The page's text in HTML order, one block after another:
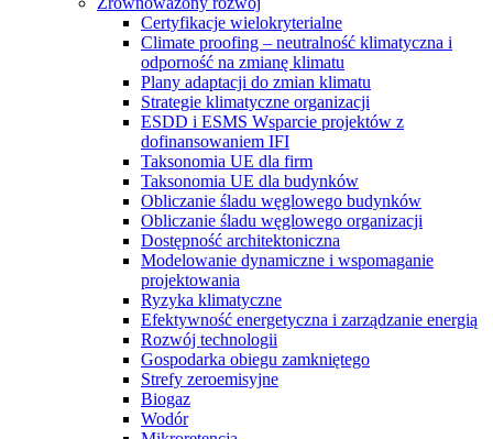
Certyfikacje wielokryterialne
Climate proofing – neutralność klimatyczna i
odporność na zmianę klimatu
Plany adaptacji do zmian klimatu
Strategie klimatyczne organizacji
ESDD i ESMS Wsparcie projektów z
dofinansowaniem IFI
Taksonomia UE dla firm
Taksonomia UE dla budynków
Obliczanie śladu węglowego budynków
Obliczanie śladu węglowego organizacji
Dostępność architektoniczna
Modelowanie dynamiczne i wspomaganie
projektowania
Ryzyka klimatyczne
Efektywność energetyczna i zarządzanie energią
Rozwój technologii
Gospodarka obiegu zamkniętego
Strefy zeroemisyjne
Biogaz
Wodór